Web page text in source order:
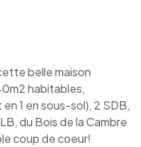
belle maison
habitables,
1 en sous-sol), 2 SDB,
du Bois de la Cambre
coup de coeur!